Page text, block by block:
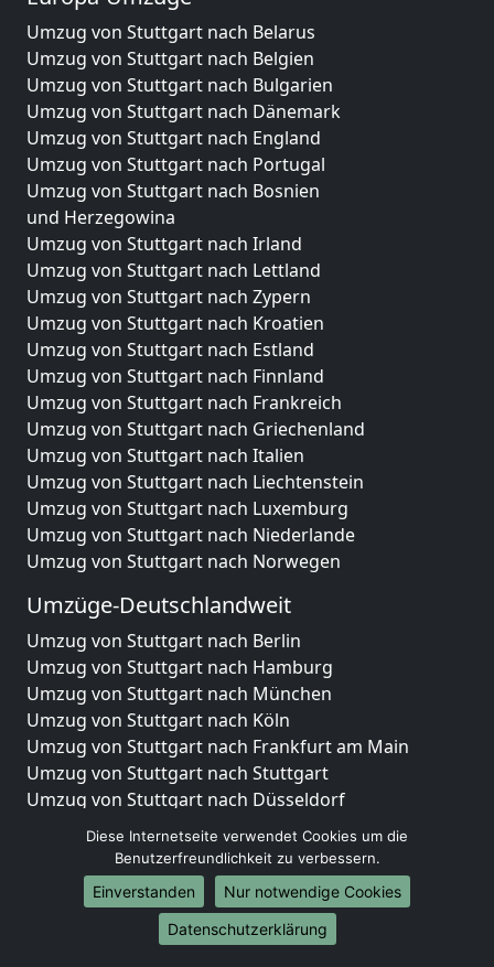
Umzug von Stuttgart nach Belarus
Umzug von Stuttgart nach Belgien
Umzug von Stuttgart nach Bulgarien
Umzug von Stuttgart nach Dänemark
Umzug von Stuttgart nach England
Umzug von Stuttgart nach Portugal
Umzug von Stuttgart nach Bosnien
und Herzegowina
Umzug von Stuttgart nach Irland
Umzug von Stuttgart nach Lettland
Umzug von Stuttgart nach Zypern
Umzug von Stuttgart nach Kroatien
Umzug von Stuttgart nach Estland
Umzug von Stuttgart nach Finnland
Umzug von Stuttgart nach Frankreich
Umzug von Stuttgart nach Griechenland
Umzug von Stuttgart nach Italien
Umzug von Stuttgart nach Liechtenstein
Umzug von Stuttgart nach Luxemburg
Umzug von Stuttgart nach Niederlande
Umzug von Stuttgart nach Norwegen
Umzüge-Deutschlandweit
Umzug von Stuttgart nach Berlin
Umzug von Stuttgart nach Hamburg
Umzug von Stuttgart nach München
Umzug von Stuttgart nach Köln
Umzug von Stuttgart nach Frankfurt am Main
Umzug von Stuttgart nach Stuttgart
Umzug von Stuttgart nach Düsseldorf
Umzug von Stuttgart nach Leipzig
Umzug von Stuttgart nach Dortmund
Umzug von Stuttgart nach Essen
Umzug von Stuttgart nach Bremen
Umzug von Stuttgart nach Dresden
Diese Internetseite verwendet Cookies um die
Benutzerfreundlichkeit zu verbessern.
Einverstanden
Nur notwendige Cookies
Datenschutzerklärung